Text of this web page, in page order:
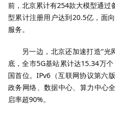
前，北京累计有254款大模型通过
型累计注册用户达到20.5亿，面
服务。
另一边，北京还加速打造“
底，全市5G基站累计达15.34万
国首位。IPv6（互联网协议第六
政务网络、数据中心、算力中心
启率超90%。